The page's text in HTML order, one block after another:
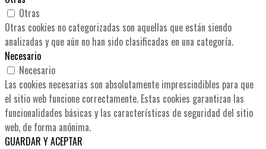
Otras
Otras cookies no categorizadas son aquellas que están siendo
analizadas y que aún no han sido clasificadas en una categoría.
Necesario
Necesario
Las cookies necesarias son absolutamente imprescindibles para que
el sitio web funcione correctamente. Estas cookies garantizan las
funcionalidades básicas y las características de seguridad del sitio
web, de forma anónima.
GUARDAR Y ACEPTAR